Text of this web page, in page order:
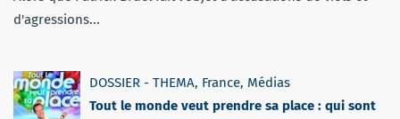
d'agressions...
DOSSIER - THEMA, France, Médias
Tout le monde veut prendre sa place : qui sont